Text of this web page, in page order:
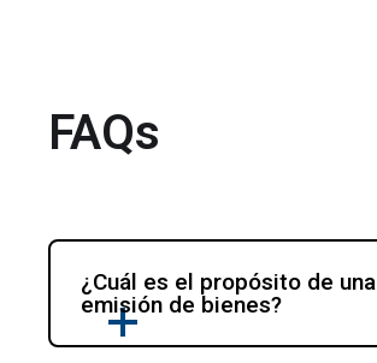
FAQs
¿Cuál es el propósito de una
emisión de bienes?